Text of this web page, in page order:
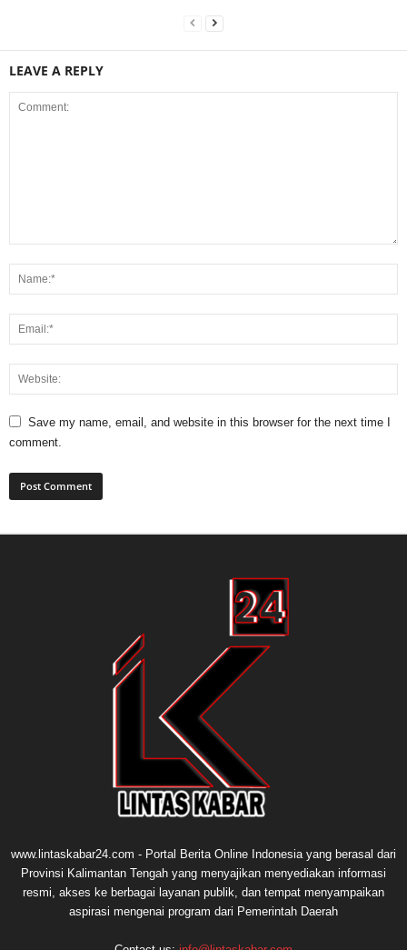
LEAVE A REPLY
Save my name, email, and website in this browser for the next time I
comment.
www.lintaskabar24.com - Portal Berita Online Indonesia yang berasal dari
Provinsi Kalimantan Tengah yang menyajikan menyediakan informasi
resmi, akses ke berbagai layanan publik, dan tempat menyampaikan
aspirasi mengenai program dari Pemerintah Daerah